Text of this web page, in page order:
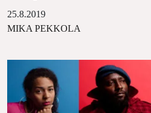
25.8.2019
MIKA PEKKOLA